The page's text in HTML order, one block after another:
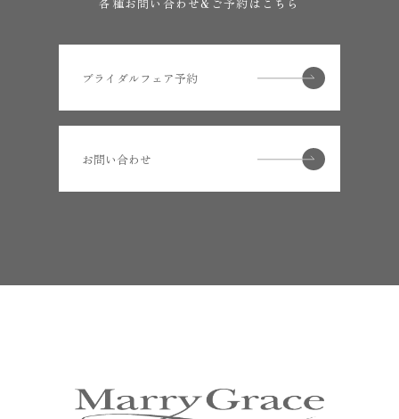
ブライダルフェア予約
お問い合わせ